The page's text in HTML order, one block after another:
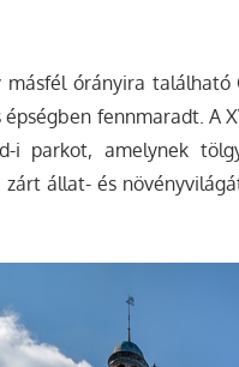
másfél órányira
fennmaradt. A
i parkot, amelynek
zárt állat- és